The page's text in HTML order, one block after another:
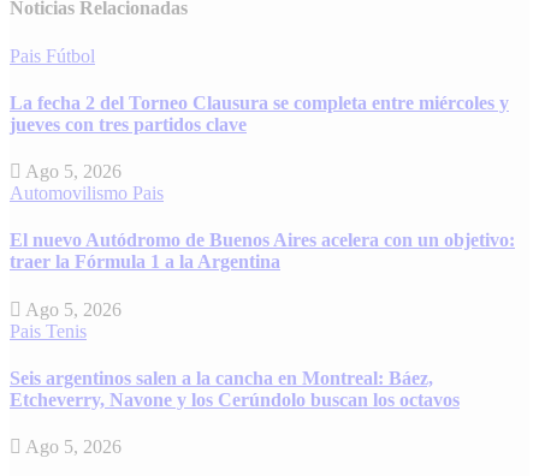
Noticias Relacionadas
Pais Fútbol
La fecha 2 del Torneo Clausura se completa entre miércoles y
jueves con tres partidos clave
Ago 5, 2026
Automovilismo Pais
El nuevo Autódromo de Buenos Aires acelera con un objetivo:
traer la Fórmula 1 a la Argentina
Ago 5, 2026
Pais Tenis
Seis argentinos salen a la cancha en Montreal: Báez,
Etcheverry, Navone y los Cerúndolo buscan los octavos
Ago 5, 2026